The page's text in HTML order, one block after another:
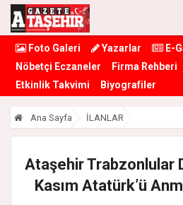
Foto Galeri Yazarlar E-
Nöbetçi Eczaneler
Firma Rehberi
Etkinlik Takvimi
Biyografiler
Ana Sayfa İLANLAR
Ataşehir Trabzonlular
Kasım Atatürk’ü